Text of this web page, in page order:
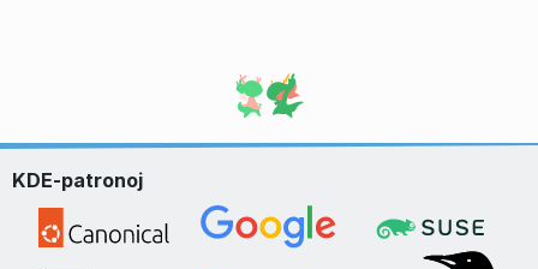
KDE-patronoj